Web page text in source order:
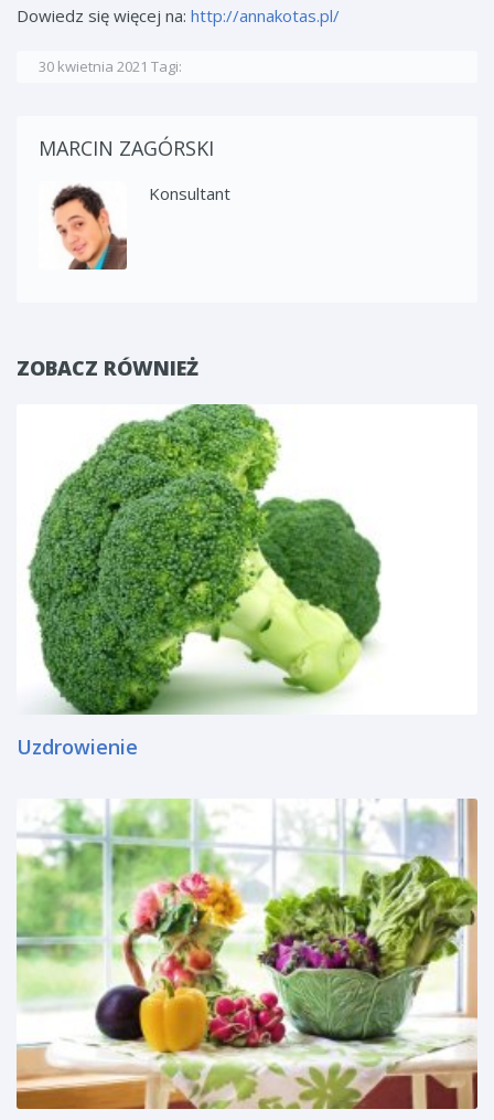
Dowiedz się więcej na: http://annakotas.pl/
30 kwietnia 2021 Tagi:
MARCIN ZAGÓRSKI
Konsultant
ZOBACZ RÓWNIEŻ
Uzdrowienie